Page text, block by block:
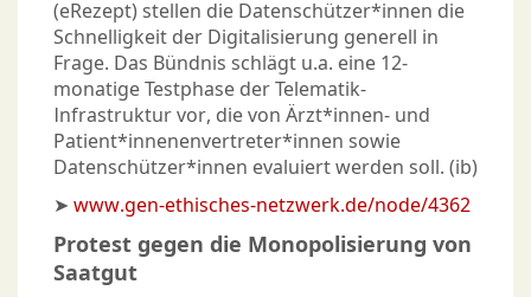
(eRezept) stellen die Datenschützer*innen die
Schnelligkeit der Digitalisierung generell in
Frage. Das Bündnis schlägt u.a. eine 12-
monatige Testphase der Telematik-
Infrastruktur vor, die von Ärzt*innen- und
Patient*innenenvertreter*innen sowie
Datenschützer*innen evaluiert werden soll. (ib)
➤ www.gen-ethisches-netzwerk.de/node/4362
Protest gegen die Monopolisierung von
Saatgut